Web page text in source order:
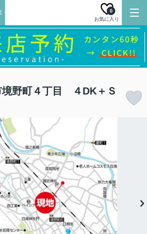
お気に入り
0
境野町４丁目 ４DK＋Ｓ